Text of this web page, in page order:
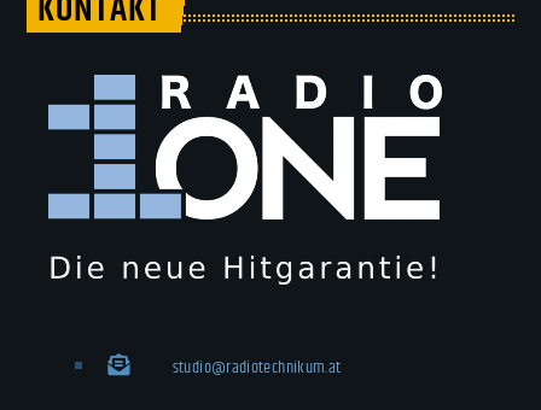
KONTAKT
studio@radiotechnikum.at